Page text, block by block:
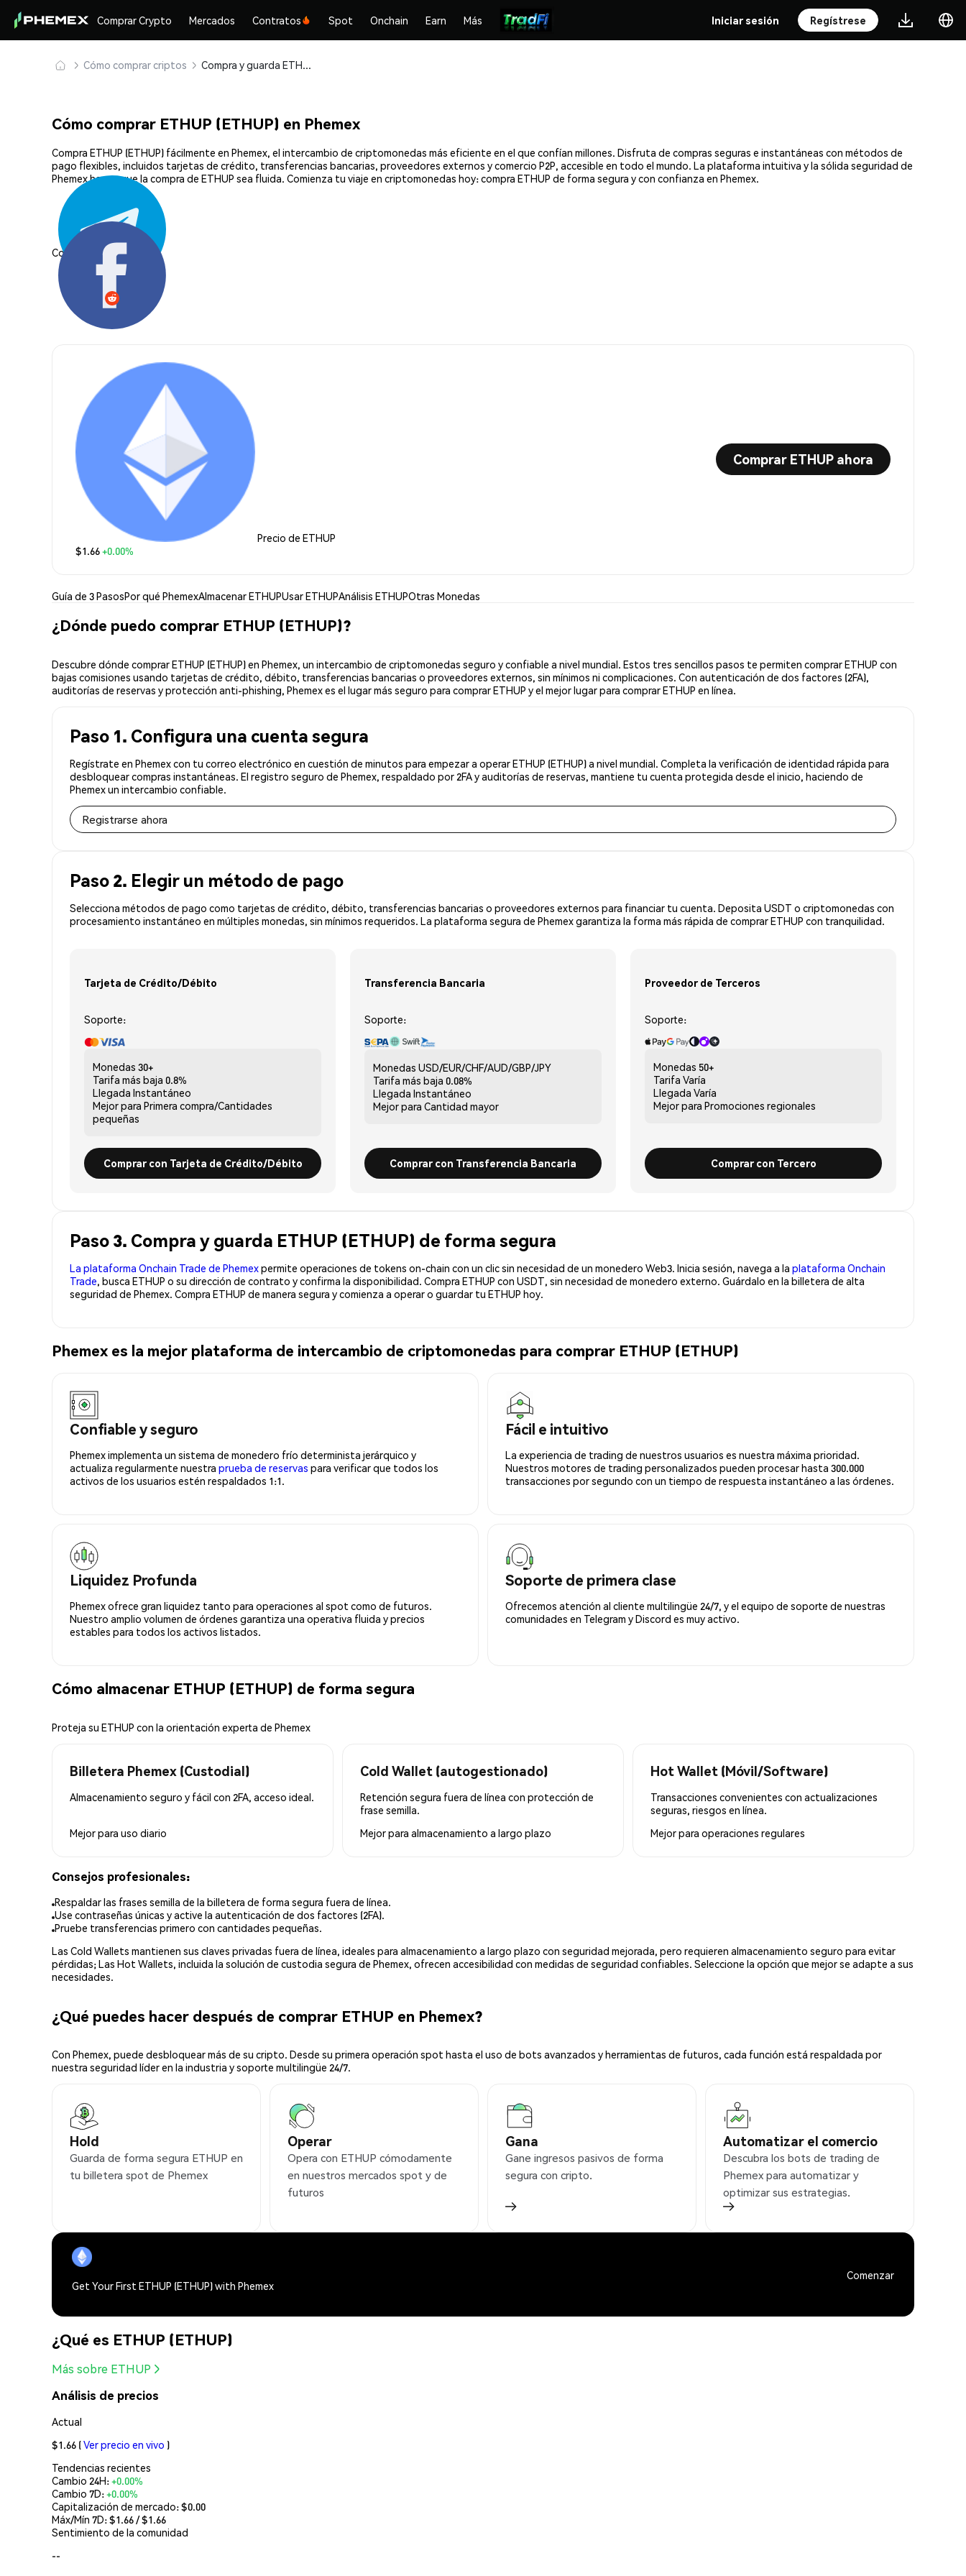
Comprar Crypto Mercados Contratos Spot Onchain Earn Más Iniciar sesión Regístrese
Cómo comprar criptos Compra y guarda ETHUP (ETHUP) de forma segura
Cómo comprar ETHUP (ETHUP) en Phemex
Compra ETHUP (ETHUP) fácilmente en Phemex, el intercambio de criptomonedas más eficiente en el que confían millones. Disfruta de compras seguras e instantáneas con métodos de
pago flexibles, incluidos tarjetas de crédito, transferencias bancarias, proveedores externos y comercio P2P, accesible en todo el mundo. La plataforma intuitiva y la sólida seguridad de
Phemex hacen que la compra de ETHUP sea fluida. Comienza tu viaje en criptomonedas hoy: compra ETHUP de forma segura y con confianza en Phemex.
Compartir:
Precio de ETHUP
$1.66+0.00%
Comprar ETHUP ahora
Guía de 3 PasosPor qué PhemexAlmacenar ETHUPUsar ETHUPAnálisis ETHUPOtras Monedas
¿Dónde puedo comprar ETHUP (ETHUP)?
Descubre dónde comprar ETHUP (ETHUP) en Phemex, un intercambio de criptomonedas seguro y confiable a nivel mundial. Estos tres sencillos pasos te permiten comprar ETHUP con
bajas comisiones usando tarjetas de crédito, débito, transferencias bancarias o proveedores externos, sin mínimos ni complicaciones. Con autenticación de dos factores (2FA),
auditorías de reservas y protección anti-phishing, Phemex es el lugar más seguro para comprar ETHUP y el mejor lugar para comprar ETHUP en línea.
Paso 1. Configura una cuenta segura
Regístrate en Phemex con tu correo electrónico en cuestión de minutos para empezar a operar ETHUP (ETHUP) a nivel mundial. Completa la verificación de identidad rápida para
desbloquear compras instantáneas. El registro seguro de Phemex, respaldado por 2FA y auditorías de reservas, mantiene tu cuenta protegida desde el inicio, haciendo de
Phemex un intercambio confiable.
Registrarse ahora
Paso 2. Elegir un método de pago
Selecciona métodos de pago como tarjetas de crédito, débito, transferencias bancarias o proveedores externos para financiar tu cuenta. Deposita USDT o criptomonedas con
procesamiento instantáneo en múltiples monedas, sin mínimos requeridos. La plataforma segura de Phemex garantiza la forma más rápida de comprar ETHUP con tranquilidad.
Tarjeta de Crédito/Débito
Soporte:
Monedas 30+
Tarifa más baja 0.8%
Llegada Instantáneo
Mejor para Primera compra/Cantidades
pequeñas
Comprar con Tarjeta de Crédito/Débito
Transferencia Bancaria
Soporte:
Monedas USD/EUR/CHF/AUD/GBP/JPY
Tarifa más baja 0.08%
Llegada Instantáneo
Mejor para Cantidad mayor
Comprar con Transferencia Bancaria
Proveedor de Terceros
Soporte:
Monedas 50+
Tarifa Varía
Llegada Varía
Mejor para Promociones regionales
Comprar con Tercero
Paso 3. Compra y guarda ETHUP (ETHUP) de forma segura
La plataforma Onchain Trade de Phemexpermite operaciones de tokens on-chain con un clic sin necesidad de un monedero Web3. Inicia sesión, navega a la plataforma Onchain
Trade, busca ETHUP o su dirección de contrato y confirma la disponibilidad. Compra ETHUP con USDT, sin necesidad de monedero externo. Guárdalo en la billetera de alta
seguridad de Phemex. Compra ETHUP de manera segura y comienza a operar o guardar tu ETHUP hoy.
Phemex es la mejor plataforma de intercambio de criptomonedas para comprar ETHUP (ETHUP)
Confiable y seguro
Phemex implementa un sistema de monedero frío determinista jerárquico y
actualiza regularmente nuestra prueba de reservas para verificar que todos los
activos de los usuarios estén respaldados 1:1.
Fácil e intuitivo
La experiencia de trading de nuestros usuarios es nuestra máxima prioridad.
Nuestros motores de trading personalizados pueden procesar hasta 300.000
transacciones por segundo con un tiempo de respuesta instantáneo a las órdenes.
Liquidez Profunda
Phemex ofrece gran liquidez tanto para operaciones al spot como de futuros.
Nuestro amplio volumen de órdenes garantiza una operativa fluida y precios
estables para todos los activos listados.
Soporte de primera clase
Ofrecemos atención al cliente multilingüe 24/7, y el equipo de soporte de nuestras
comunidades en Telegram y Discord es muy activo.
Cómo almacenar ETHUP (ETHUP) de forma segura
Proteja su ETHUP con la orientación experta de Phemex
Billetera Phemex (Custodial)
Almacenamiento seguro y fácil con 2FA, acceso ideal.
Mejor para uso diario
Cold Wallet (autogestionado)
Retención segura fuera de línea con protección de
frase semilla.
Mejor para almacenamiento a largo plazo
Hot Wallet (Móvil/Software)
Transacciones convenientes con actualizaciones
seguras, riesgos en línea.
Mejor para operaciones regulares
Consejos profesionales:
Respaldar las frases semilla de la billetera de forma segura fuera de línea.
Use contraseñas únicas y active la autenticación de dos factores (2FA).
Pruebe transferencias primero con cantidades pequeñas.
Las Cold Wallets mantienen sus claves privadas fuera de línea, ideales para almacenamiento a largo plazo con seguridad mejorada, pero requieren almacenamiento seguro para evitar
pérdidas; Las Hot Wallets, incluida la solución de custodia segura de Phemex, ofrecen accesibilidad con medidas de seguridad confiables. Seleccione la opción que mejor se adapte a sus
necesidades.
¿Qué puedes hacer después de comprar ETHUP en Phemex?
Con Phemex, puede desbloquear más de su cripto. Desde su primera operación spot hasta el uso de bots avanzados y herramientas de futuros, cada función está respaldada por
nuestra seguridad líder en la industria y soporte multilingüe 24/7.
Hold
Guarda de forma segura ETHUP en
tu billetera spot de Phemex
Operar
Opera con ETHUP cómodamente
en nuestros mercados spot y de
futuros
Gana
Gane ingresos pasivos de forma
segura con cripto.
Automatizar el comercio
Descubra los bots de trading de
Phemex para automatizar y
optimizar sus estrategias.
Get Your First ETHUP (ETHUP) with Phemex
Comenzar
¿Qué es ETHUP (ETHUP)
Más sobre ETHUP
Análisis de precios
Actual
$1.66 (Ver precio en vivo )
Tendencias recientes
Cambio 24H:+0.00%
Cambio 7D:+0.00%
Capitalización de mercado:$0.00
Máx/Mín 7D: $1.66/ $1.66
Sentimiento de la comunidad
--